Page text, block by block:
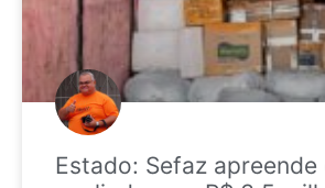
Estado: Sefaz apreende